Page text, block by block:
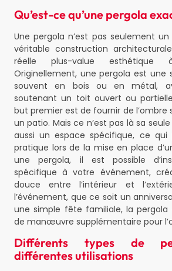
Qu’est-ce qu’une pergola
Une pergola n’est pas seulement un
véritable construction
réelle plus-value esthétique
Originellement, une pergola est une
souvent en bois ou en métal,
soutenant un toit ouvert ou
but premier est de fournir de l’ombre
un patio. Mais ce n’est pas là sa
aussi un espace spécifique, ce qui
pratique lors de la mise en place
une pergola, il est possible
spécifique à votre événement,
douce entre l’intérieur et
l’événement, que ce soit un
une simple fête familiale, la
de manœuvre supplémentaire pour
Différents types de
différentes utilisations